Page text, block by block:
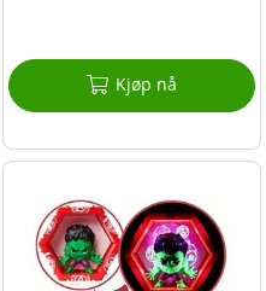
Kjøp nå